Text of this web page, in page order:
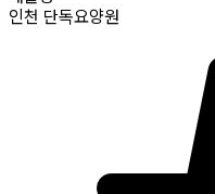
인천 단독요양원